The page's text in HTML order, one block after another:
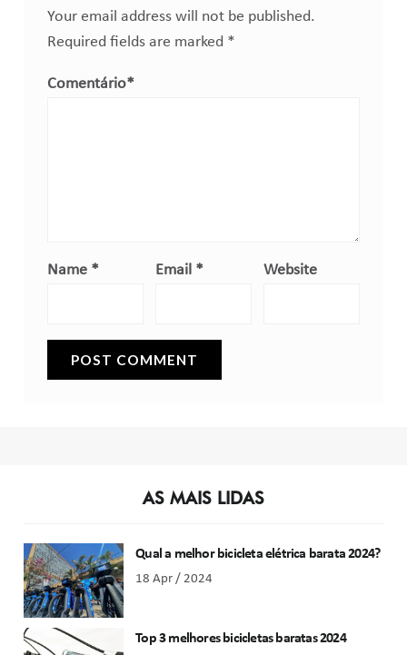
Your email address will not be published.
Required fields are marked *
Comentário*
Name * Email * Website
AS MAIS LIDAS
Qual a melhor bicicleta elétrica barata 2024?
18 Apr / 2024
Top 3 melhores bicicletas baratas 2024